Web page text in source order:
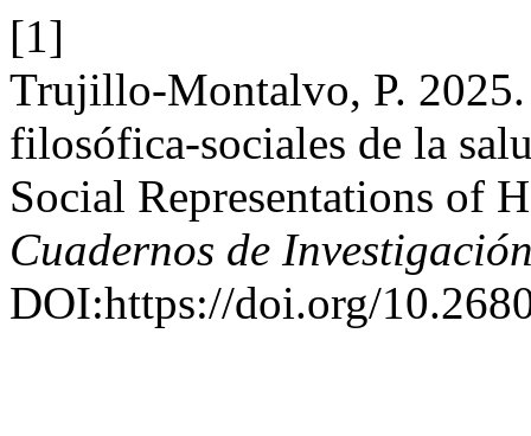
[1]
Trujillo-Montalvo, P. 2025.
filosófica-sociales de la
Social Representations of
Cuadernos de
DOI:https://doi.org/